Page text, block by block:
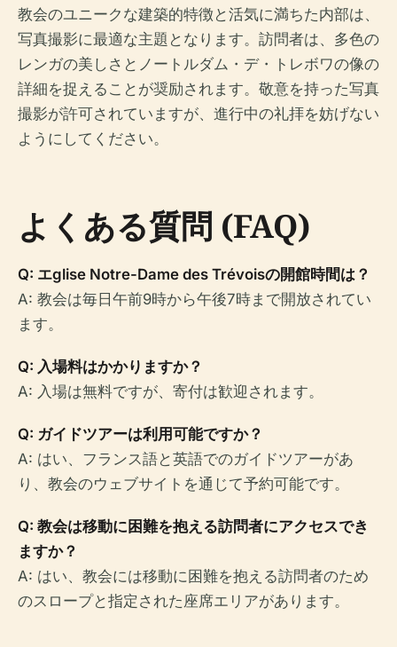
教会のユニークな建築的特徴と活気に満ちた内部は、
写真撮影に最適な主題となります。訪問者は、多色の
レンガの美しさとノートルダム・デ・トレボワの像の
詳細を捉えることが奨励されます。敬意を持った写真
撮影が許可されていますが、進行中の礼拝を妨げない
ようにしてください。
よくある質問 (FAQ)
Q: エglise Notre-Dame des Trévoisの開館時間は？
A: 教会は毎日午前9時から午後7時まで開放されてい
ます。
Q: 入場料はかかりますか？
A: 入場は無料ですが、寄付は歓迎されます。
Q: ガイドツアーは利用可能ですか？
A: はい、フランス語と英語でのガイドツアーがあ
り、教会のウェブサイトを通じて予約可能です。
Q: 教会は移動に困難を抱える訪問者にアクセスでき
ますか？
A: はい、教会には移動に困難を抱える訪問者のため
のスロープと指定された座席エリアがあります。